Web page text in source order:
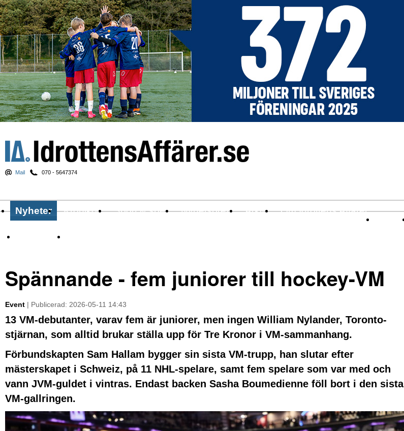
Mail 070 - 5647374
Nyheter Krönikor Sport & spel Nyhetsbrev Arkiv Om Idrottens Affärer
Spännande - fem juniorer till hockey-VM
Event | Publicerad: 2026-05-11 14:43
13 VM-debutanter, varav fem är juniorer, men ingen William Nylander, Toronto-
stjärnan, som alltid brukar ställa upp för Tre Kronor i VM-sammanhang.
Förbundskapten Sam Hallam bygger sin sista VM-trupp, han slutar efter
mästerskapet i Schweiz, på 11 NHL-spelare, samt fem spelare som var med och
vann JVM-guldet i vintras. Endast backen Sasha Boumedienne föll bort i den sista
VM-gallringen.